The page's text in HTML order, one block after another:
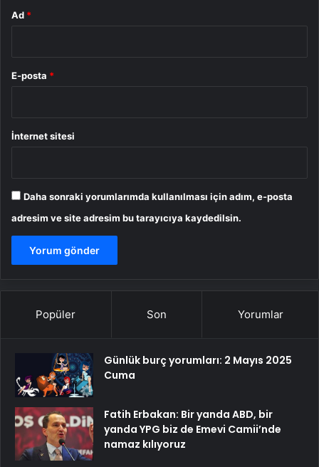
Ad *
E-posta *
İnternet sitesi
Daha sonraki yorumlarımda kullanılması için adım, e-posta
adresim ve site adresim bu tarayıcıya kaydedilsin.
Popüler Son Yorumlar
Günlük burç yorumları: 2 Mayıs 2025
Cuma
Fatih Erbakan: Bir yanda ABD, bir
yanda YPG biz de Emevi Camii’nde
namaz kılıyoruz